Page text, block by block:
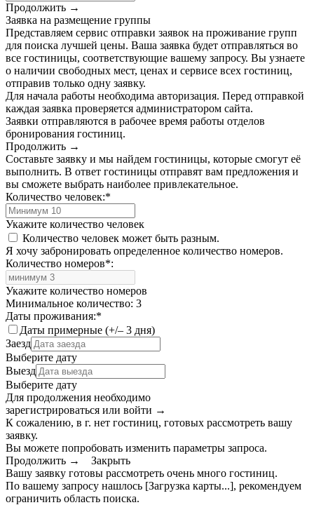
Продолжить →
Заявка на размещение группы
Представляем сервис отправки заявок на проживание групп
для поиска лучшей цены. Ваша заявка будет отправляться во
все гостиницы, соответствующие вашему запросу. Вы узнаете
о наличии свободных мест, ценах и сервисе всех гостиниц,
отправив только одну заявку.
Для начала работы необходима авторизация. Перед отправкой
каждая заявка проверяется администратором сайта.
Заявки отправляются в рабочее время работы отделов
бронирования гостиниц.
Продолжить →
Составьте заявку и мы найдем гостиницы, которые смогут её
выполнить. В ответ гостиницы отправят вам предложения и
вы сможете выбрать наиболее привлекательное.
Количество человек:*
Укажите количество человек
Количество человек может быть разным.
Я хочу забронировать определенное количество номеров.
Количество номеров*:
Укажите количество номеров
Минимальное количество: 3
Даты проживания:*
Даты примерные (+/– 3 дня)
Заезд
Выберите дату
Выезд
Выберите дату
Для продолжения необходимо
зарегистрироваться или войти →
К сожалению, в г. нет гостиниц, готовых рассмотреть вашу
заявку.
Вы можете попробовать изменить параметры запроса.
Продолжить →
Закрыть
Вашу заявку готовы рассмотреть очень много гостиниц.
По вашему запросу нашлось [Загрузка карты...], рекомендуем
ограничить область поиска.